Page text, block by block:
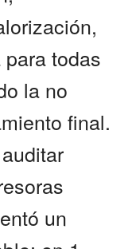
todas
la no
final.
un